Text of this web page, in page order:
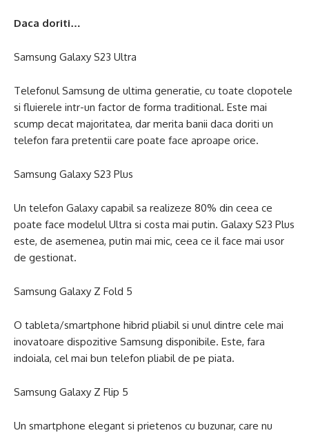
Daca doriti…
Samsung Galaxy S23 Ultra
Telefonul Samsung de ultima generatie, cu toate clopotele
si fluierele intr-un factor de forma traditional. Este mai
scump decat majoritatea, dar merita banii daca doriti un
telefon fara pretentii care poate face aproape orice.
Samsung Galaxy S23 Plus
Un telefon Galaxy capabil sa realizeze 80% din ceea ce
poate face modelul Ultra si costa mai putin. Galaxy S23 Plus
este, de asemenea, putin mai mic, ceea ce il face mai usor
de gestionat.
Samsung Galaxy Z Fold 5
O tableta/smartphone hibrid pliabil si unul dintre cele mai
inovatoare dispozitive Samsung disponibile. Este, fara
indoiala, cel mai bun telefon pliabil de pe piata.
Samsung Galaxy Z Flip 5
Un smartphone elegant si prietenos cu buzunar, care nu